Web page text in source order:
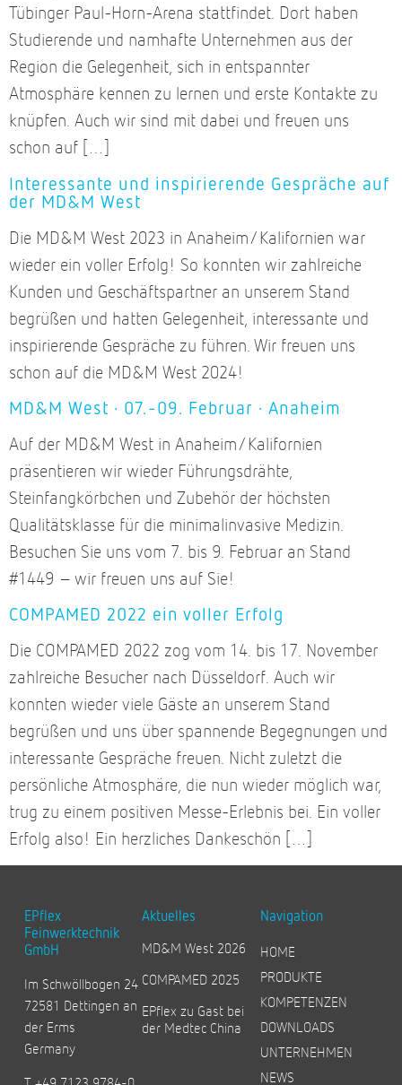
Tübinger Paul-Horn-Arena stattfindet. Dort haben
Studierende und namhafte Unternehmen aus der
Region die Gelegenheit, sich in entspannter
Atmosphäre kennen zu lernen und erste Kontakte zu
knüpfen. Auch wir sind mit dabei und freuen uns
schon auf […]
Interessante und inspirierende Gespräche auf
der MD&M West
Die MD&M West 2023 in Anaheim/Kalifornien war
wieder ein voller Erfolg! So konnten wir zahlreiche
Kunden und Geschäftspartner an unserem Stand
begrüßen und hatten Gelegenheit, interessante und
inspirierende Gespräche zu führen. Wir freuen uns
schon auf die MD&M West 2024!
MD&M West · 07.-09. Februar · Anaheim
Auf der MD&M West in Anaheim/Kalifornien
präsentieren wir wieder Führungsdrähte,
Steinfangkörbchen und Zubehör der höchsten
Qualitätsklasse für die minimalinvasive Medizin.
Besuchen Sie uns vom 7. bis 9. Februar an Stand
#1449 – wir freuen uns auf Sie!
COMPAMED 2022 ein voller Erfolg
Die COMPAMED 2022 zog vom 14. bis 17. November
zahlreiche Besucher nach Düsseldorf. Auch wir
konnten wieder viele Gäste an unserem Stand
begrüßen und uns über spannende Begegnungen und
interessante Gespräche freuen. Nicht zuletzt die
persönliche Atmosphäre, die nun wieder möglich war,
trug zu einem positiven Messe-Erlebnis bei. Ein voller
Erfolg also! Ein herzliches Dankeschön […]
EPflex
Feinwerktechnik
GmbH
Im Schwöllbogen 24
72581 Dettingen an
der Erms
Germany
Aktuelles
MD&M West 2026
COMPAMED 2025
EPflex zu Gast bei
der Medtec China
Navigation
HOME
PRODUKTE
KOMPETENZEN
DOWNLOADS
UNTERNEHMEN
NEWS